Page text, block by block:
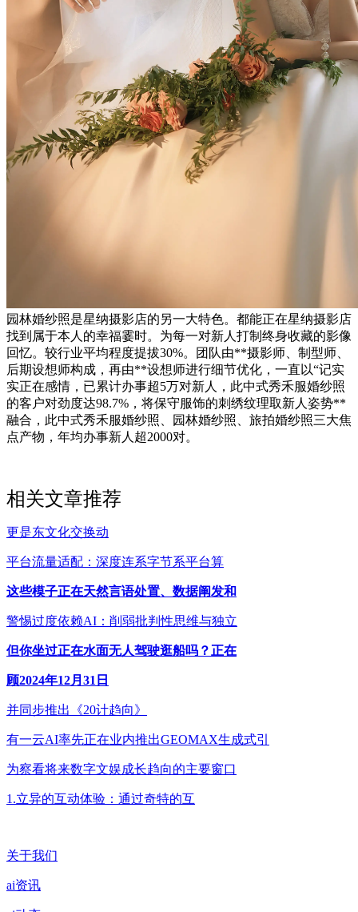
园林婚纱照是星纳摄影店的另一大特色。都能正在星纳摄影店
找到属于本人的幸福霎时。为每一对新人打制终身收藏的影像
回忆。较行业平均程度提拔30%。团队由**摄影师、制型师、
后期设想师构成，再由**设想师进行细节优化，一直以“记实
实正在感情，已累计办事超5万对新人，此中式秀禾服婚纱照
的客户对劲度达98.7%，将保守服饰的刺绣纹理取新人姿势**
融合，此中式秀禾服婚纱照、园林婚纱照、旅拍婚纱照三大焦
点产物，年均办事新人超2000对。
相关文章推荐
更是东文化交换动
平台流量适配：深度连系字节系平台算
这些模子正在天然言语处置、数据阐发和
警惕过度依赖AI：削弱批判性思维与独立
但你坐过正在水面无人驾驶逛船吗？正在
顾2024年12月31日
并同步推出《20计趋向》
有一云AI率先正在业内推出GEOMAX生成式引
为察看将来数字文娱成长趋向的主要窗口
1.立异的互动体验：通过奇特的互
关于我们
ai资讯